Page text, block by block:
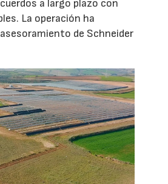
a largo plazo con
La operación ha
de Schneider